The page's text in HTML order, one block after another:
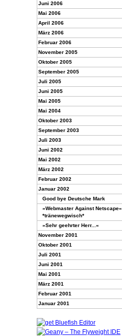
Juni 2006
Mai 2006
April 2006
März 2006
Februar 2006
November 2005
Oktober 2005
September 2005
Juli 2005
Juni 2005
Mai 2005
Mai 2004
Oktober 2003
September 2003
Juli 2003
Juni 2002
Mai 2002
März 2002
Februar 2002
Januar 2002
Good bye Deutsche Mark
»Webmaster Against Netscape«
*tränewegwisch*
»Sehr geehrter Herr...«
November 2001
Oktober 2001
Juli 2001
Juni 2001
Mai 2001
März 2001
Februar 2001
Januar 2001